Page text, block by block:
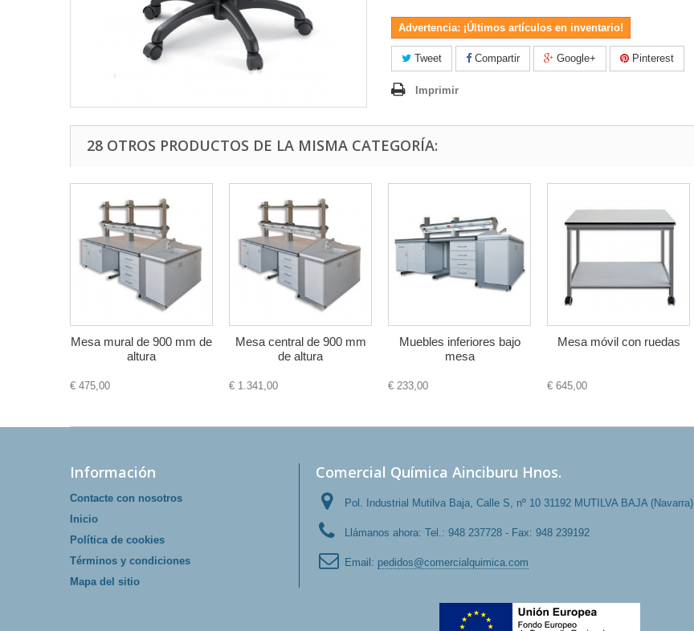
Advertencia: ¡Últimos artículos en inventario!
Tweet Compartir Google+ Pinterest
Imprimir
28 OTROS PRODUCTOS DE LA MISMA CATEGORÍA:
Mesa mural de 900 mm de
altura
€ 475,00
Mesa central de 900 mm
de altura
€ 1.341,00
Muebles inferiores bajo
mesa
€ 233,00
Mesa móvil con ruedas
€ 645,00
Información
Contacte con nosotros
Inicio
Política de cookies
Términos y condiciones
Mapa del sitio
Comercial Química Ainciburu Hnos.
Pol. Industrial Mutilva Baja, Calle S, nº 10 31192 MUTILVA BAJA (Navarra)
Llámanos ahora: Tel.: 948 237728 - Fax: 948 239192
Email: pedidos@comercialquimica.com